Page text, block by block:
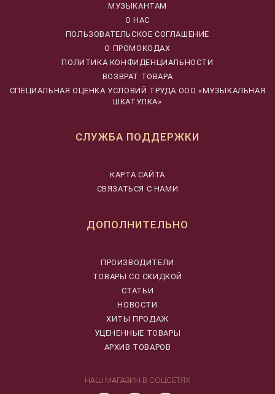
МУЗЫКАНТАМ
О НАС
ПОЛЬЗОВАТЕЛЬСКОЕ СОГЛАШЕНИЕ
О ПРОМОКОДАХ
ПОЛИТИКА КОНФИДЕНЦИАЛЬНОСТИ
ВОЗВРАТ ТОВАРА
CПЕЦИАЛЬНАЯ ОЦЕНКА УСЛОВИЙ ТРУДА ООО «МУЗЫКАЛЬНАЯ
ШКАТУЛКА»
СЛУЖБА ПОДДЕРЖКИ
КАРТА САЙТА
СВЯЗАТЬСЯ С НАМИ
ДОПОЛНИТЕЛЬНО
ПРОИЗВОДИТЕЛИ
ТОВАРЫ СО СКИДКОЙ
СТАТЬИ
НОВОСТИ
ХИТЫ ПРОДАЖ
УЦЕНЕННЫЕ ТОВАРЫ
АРХИВ ТОВАРОВ
НАШ МАГАЗИН В СОЦСЕТЯХ